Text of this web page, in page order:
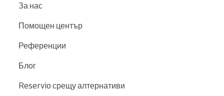
За нас
Помощен център
Референции
Блог
Reservio срещу алтернативи